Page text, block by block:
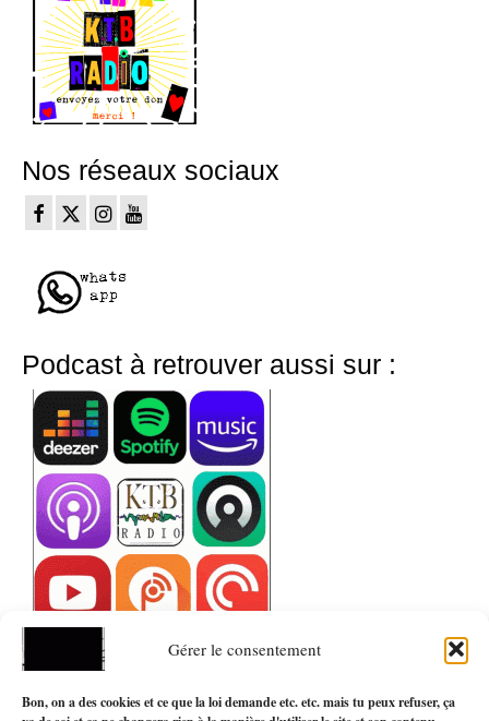
Gérer le consentement
Bon, on a des cookies et ce que la loi demande etc. etc. mais tu peux refuser, ça
Nos réseaux sociaux
Podcast à retrouver aussi sur :